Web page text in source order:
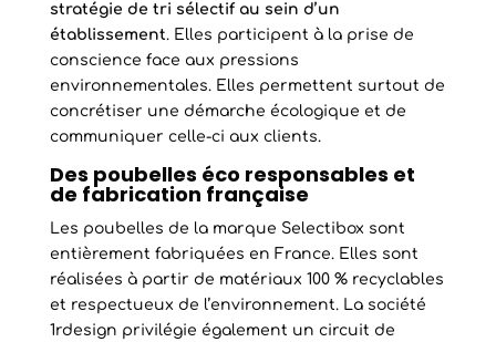
stratégie de tri sélectif au sein d’un
établissement. Elles participent à la prise de
conscience face aux pressions
environnementales. Elles permettent surtout de
concrétiser une démarche écologique et de
communiquer celle-ci aux clients.
Des poubelles éco responsables et
de fabrication française
Les poubelles de la marque Selectibox sont
entièrement fabriquées en France. Elles sont
réalisées à partir de matériaux 100 % recyclables
et respectueux de l’environnement. La société
1rdesign privilégie également un circuit de